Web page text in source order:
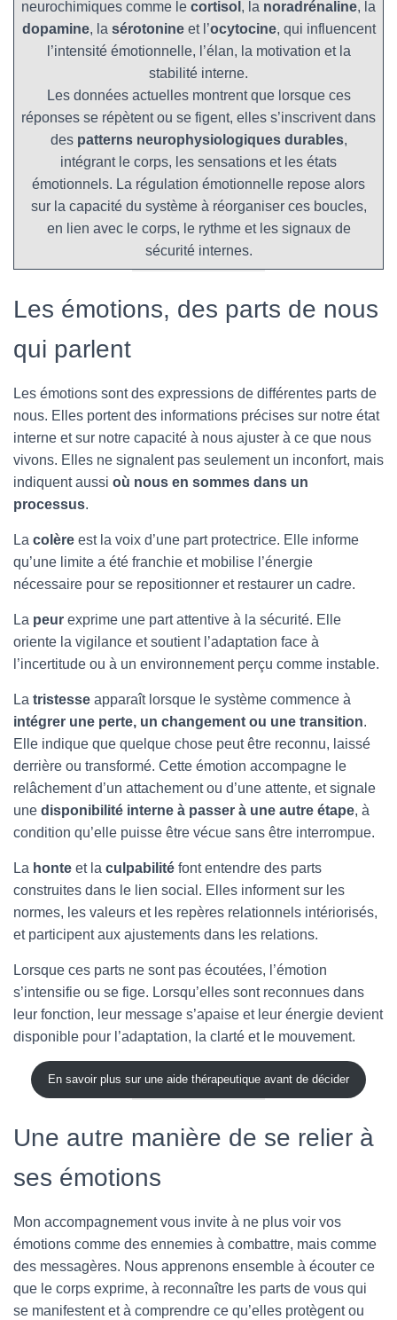
neurochimiques comme le cortisol , la noradrénaline, la
dopamine, la sérotonineet l’ocytocine, qui influencent
l’intensité émotionnelle, l’élan, la motivation et la
stabilité interne.
Les données actuelles montrent que lorsque ces
réponses se répètent ou se figent, elles s’inscrivent dans
des patterns neurophysiologiques durables,
intégrant le corps, les sensations et les états
émotionnels. La régulation émotionnelle repose alors
sur la capacité du système à réorganiser ces boucles,
en lien avec le corps, le rythme et les signaux de
sécurité internes.
Les émotions, des parts de nous
qui parlent
Les émotions sont des expressions de différentes parts de
nous. Elles portent des informations précises sur notre état
interne et sur notre capacité à nous ajuster à ce que nous
vivons. Elles ne signalent pas seulement un inconfort, mais
indiquent aussi où nous en sommes dans un
processus.
La colère est la voix d’une part protectrice. Elle informe
qu’une limite a été franchie et mobilise l’énergie
nécessaire pour se repositionner et restaurer un cadre.
La peur exprime une part attentive à la sécurité. Elle
oriente la vigilance et soutient l’adaptation face à
l’incertitude ou à un environnement perçu comme instable.
La tristesse apparaît lorsque le système commence à
intégrer une perte, un changement ou une transition.
Elle indique que quelque chose peut être reconnu, laissé
derrière ou transformé. Cette émotion accompagne le
relâchement d’un attachement ou d’une attente, et signale
une disponibilité interne à passer à une autre étape, à
condition qu’elle puisse être vécue sans être interrompue.
La honte et la culpabilité font entendre des parts
construites dans le lien social. Elles informent sur les
normes, les valeurs et les repères relationnels intériorisés,
et participent aux ajustements dans les relations.
Lorsque ces parts ne sont pas écoutées, l’émotion
s’intensifie ou se fige. Lorsqu’elles sont reconnues dans
leur fonction, leur message s’apaise et leur énergie devient
disponible pour l’adaptation, la clarté et le mouvement.
En savoir plus sur une aide thérapeutique avant de décider
Une autre manière de se relier à
ses émotions
Mon accompagnement vous invite à ne plus voir vos
émotions comme des ennemies à combattre, mais comme
des messagères. Nous apprenons ensemble à écouter ce
que le corps exprime, à reconnaître les parts de vous qui
se manifestent et à comprendre ce qu’elles protègent ou